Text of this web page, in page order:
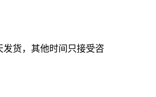
货，其他时间只接受咨